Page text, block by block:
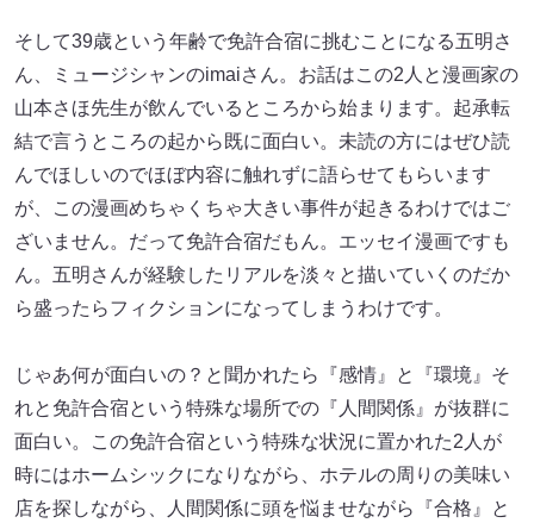
そして39歳という年齢で免許合宿に挑むことになる五明さ
ん、ミュージシャンのimaiさん。お話はこの2人と漫画家の
山本さほ先生が飲んでいるところから始まります。起承転
結で言うところの起から既に面白い。未読の方にはぜひ読
んでほしいのでほぼ内容に触れずに語らせてもらいます
が、この漫画めちゃくちゃ大きい事件が起きるわけではご
ざいません。だって免許合宿だもん。エッセイ漫画ですも
ん。五明さんが経験したリアルを淡々と描いていくのだか
ら盛ったらフィクションになってしまうわけです。
じゃあ何が面白いの？と聞かれたら『感情』と『環境』そ
れと免許合宿という特殊な場所での『人間関係』が抜群に
面白い。この免許合宿という特殊な状況に置かれた2人が
時にはホームシックになりながら、ホテルの周りの美味い
店を探しながら、人間関係に頭を悩ませながら『合格』と